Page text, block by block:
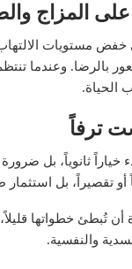
على المزاج
مستويات
بالرضا. وعندما
الحياة.
ترفاً
خياراً ثانوياً، بل
تقصيراً، بل
أن تُبطئ خطواتها
والنفسية.
مصحة الأخوين
وتجهيزات